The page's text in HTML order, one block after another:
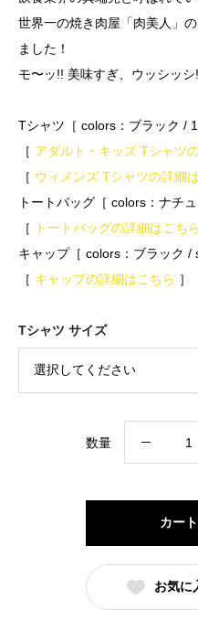
世界一の焼き肉屋「肉美人」
ました！
モ〜ッ!! 美味すぎ、ウッシッシ
Tシャツ［ colors：ブラック /
［ アダルト・キッズ Tシャツ
［ ウィメンズ Tシャツの詳細
トートバッグ［ colors：ナチ
［
トートバッグの詳細はこちら
キャップ［ colors：ブラック /
［ キャップの詳細はこちら ］
Tシャツ サイズ
数量
ト
［
Black
カー
お気に